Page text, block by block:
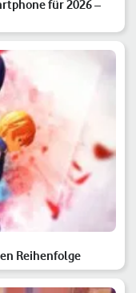
für 2026 –
Reihenfolge